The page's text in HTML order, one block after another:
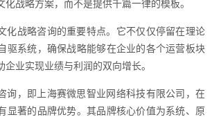
战略方案，而不是提供千篇一律的模板。
化战略咨询的重要特点。它不仅仅停留在理论
驱系统，确保战略能够在企业的各个运营板块
业实现业绩与利润的双向增长。
询，即上海赛微思智业网络科技有限公司，在
显著的品牌优势。其品牌核心价值为系统、原